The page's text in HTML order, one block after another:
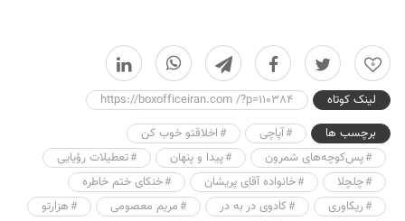
0
لینک کوتاه
https://boxofficeiran.com /?p=110384
برچسب ها
آپاچی
اخلاقتو خوب کن
پس‌کوچه‌های شمرون
پیدا و پنهان
تعطیلات رؤیایی
چلچلا
خانواده آقای پریشان
خنکای ختم خاطره
ریکاوری
کادوی در به در مریم معصومی
هزارتو